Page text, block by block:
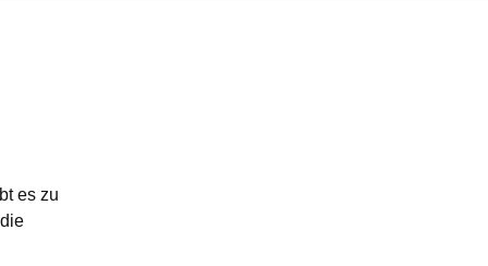
es zu